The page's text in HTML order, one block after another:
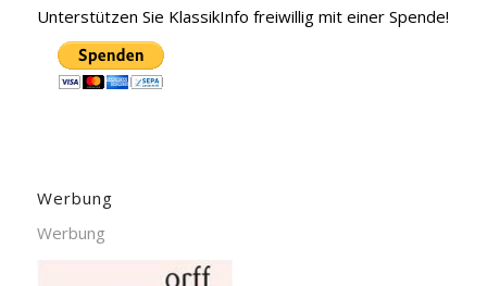
Unterstützen Sie KlassikInfo freiwillig mit einer Spende!
Werbung
Werbung